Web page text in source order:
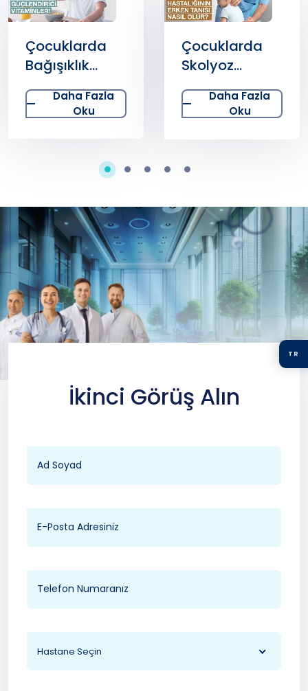
TR
Çocuklarda
Bağışıklık
Güçlendirici
Vitaminler
Nelerdir?
Daha Fazla
Oku
Çocuklarda
Skolyoz
Hastalığının
Erken Tanısı
Nasıl Olur?
Daha Fazla
Oku
İkinci Görüş Alın
Hastane Seçin